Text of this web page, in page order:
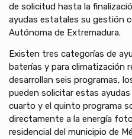
de solicitud hasta la
ayudas estatales su gestión
Autónoma de Extremadura.
Existen tres categorías de
baterías y para climatización
desarrollan seis programas,
pueden solicitar estas
cuarto y el quinto programa
directamente a la energía
residencial del municipio de